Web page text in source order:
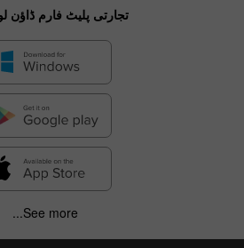
تجارتی پلیٹ فارم ڈاؤن
See more...